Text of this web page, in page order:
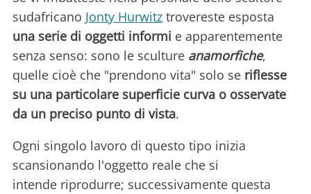
sudafricano Jonty Hurwitz trovereste esposta
una serie di oggetti informi e apparentemente
senza senso: sono le sculture anamorfiche,
quelle cioè che "prendono vita" solo se riflesse
su una particolare superficie curva o osservate
da un preciso punto di vista.
Ogni singolo lavoro di questo tipo inizia
scansionando l'oggetto reale che si
intende riprodurre; successivamente questa